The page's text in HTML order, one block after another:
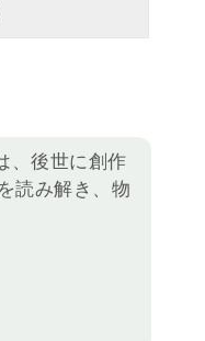
、後世に創作
読み解き、物